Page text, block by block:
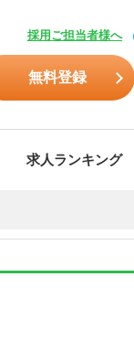
採用ご担当者様へ
無料登録
求人ランキング